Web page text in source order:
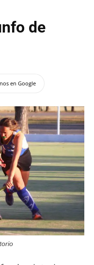
de
en Google